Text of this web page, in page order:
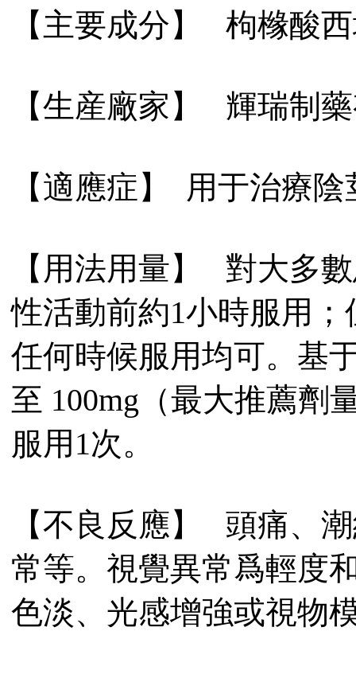
【主要成分】 枸橼酸
【生産廠家】 輝瑞制
【適應症】 用于治療
【用法用量】 對大多
性活動前約1小時服用
任何時候服用均可。基
至 100mg（最大推薦劑
服用1次。
【不良反應】 頭痛、
常等。視覺異常爲輕度
色淡、光感增強或視物